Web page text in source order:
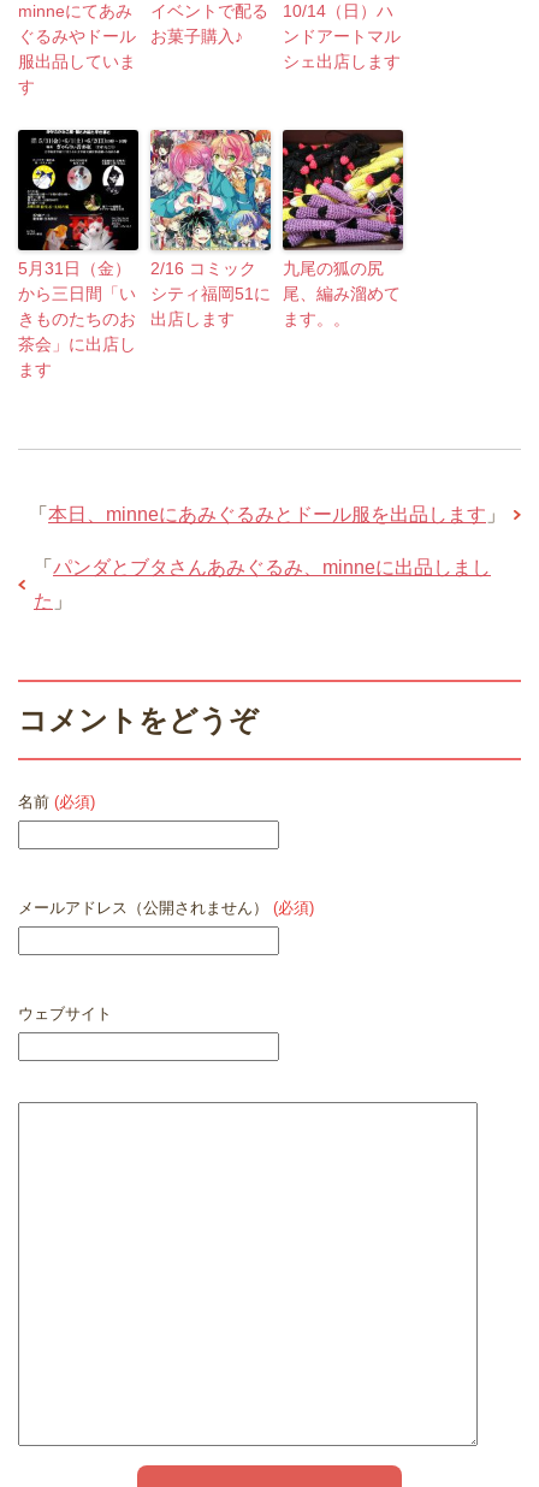
minneにてあみ
ぐるみやドール
服出品していま
す
イベントで配る
お菓子購入♪
10/14（日）ハ
ンドアートマル
シェ出店します
5月31日（金）
から三日間「い
きものたちのお
茶会」に出店し
ます
2/16 コミック
シティ福岡51に
出店します
九尾の狐の尻
尾、編み溜めて
ます。。
「 本日、minneにあみぐるみとドール服を出品します 」
「 パンダとブタさんあみぐるみ、minneに出品しまし
た 」
コメントをどうぞ
名前 (必須)
メールアドレス（公開されません） (必須)
ウェブサイト